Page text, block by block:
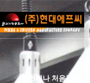
언제나 처음같은